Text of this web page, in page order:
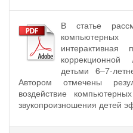
В статье
интерактивная
детьми 6–7-
Автором отмечены
воздействие
звукопроизношения детей